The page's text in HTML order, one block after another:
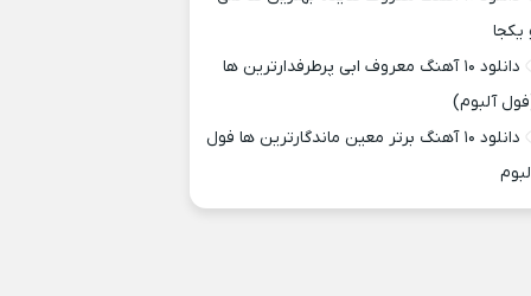
یکجا
دانلود ۱۰ آهنگ معروف ابی پرطرفدارترین ها
آلبوم)
دانلود ۱۰ آهنگ برتر معین ماندگارترین ها فول